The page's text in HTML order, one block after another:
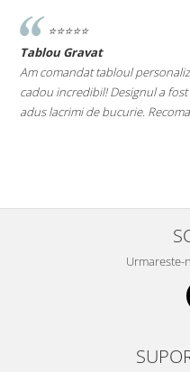
⭐️⭐️⭐️⭐️⭐️
Tablou Gravat
Am comandat tabloul
cadou incredibil! Designul a
adus lacrimi de bucurie.
Urmareste-